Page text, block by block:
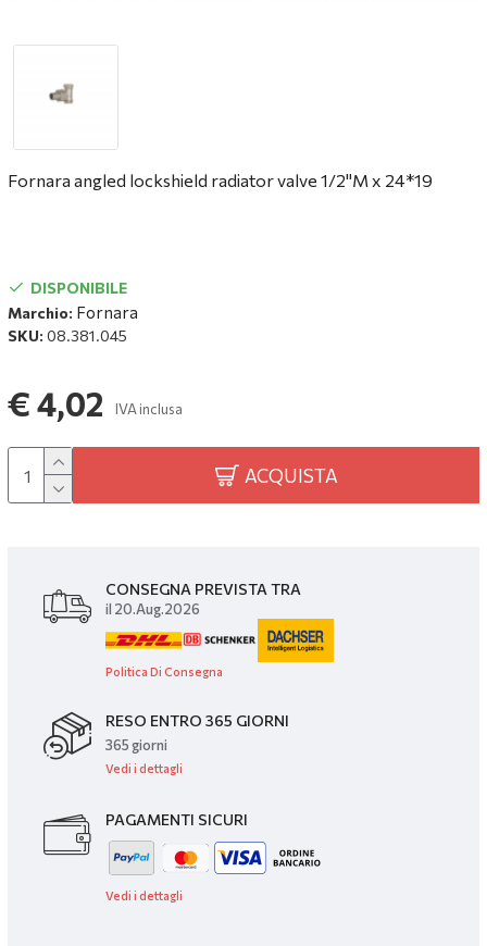
Fornara angled lockshield radiator valve 1/2"M x 24*19
DISPONIBILE
Marchio: Fornara
SKU: 08.381.045
€ 4,02 IVA inclusa
ACQUISTA
CONSEGNA PREVISTA TRA
il 20.Aug.2026
Politica Di Consegna
RESO ENTRO 365 GIORNI
365 giorni
Vedi i dettagli
PAGAMENTI SICURI
Vedi i dettagli